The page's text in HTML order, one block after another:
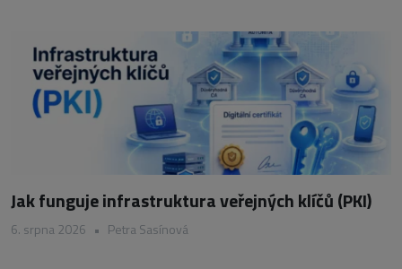
Jak funguje infrastruktura veřejných klíčů (PKI)
6. srpna 2026 • Petra Sasínová